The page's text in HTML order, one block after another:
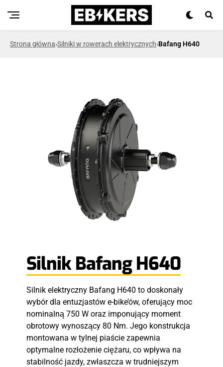
Strona główna›Silniki w rowerach elektrycznych›Bafang H640
Silnik Bafang H640
Silnik elektryczny Bafang H640 to doskonały
wybór dla entuzjastów e-bike’ów, oferujący moc
nominalną 750 W oraz imponujący moment
obrotowy wynoszący 80 Nm. Jego konstrukcja
montowana w tylnej piaście zapewnia
optymalne rozłożenie ciężaru, co wpływa na
stabilność jazdy, zwłaszcza w trudniejszym